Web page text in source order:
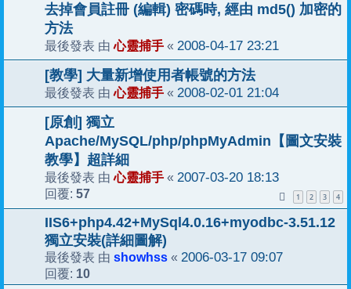
去掉會員註冊 (編輯) 密碼時, 經由 md5() 加密的
方法
最後發表 由心靈捕手 « 2008-04-17 23:21
[教學] 大量新增使用者帳號的方法
最後發表 由心靈捕手 « 2008-02-01 21:04
[原創] 獨立
Apache/MySQL/php/phpMyAdmin【圖文安裝
教學】超詳細
最後發表 由心靈捕手 « 2007-03-20 18:13
回覆: 57 1 2 3 4
IIS6+php4.42+MySql4.0.16+myodbc-3.51.12
獨立安裝(詳細圖解)
最後發表 由 showhss « 2006-03-17 09:07
回覆: 10